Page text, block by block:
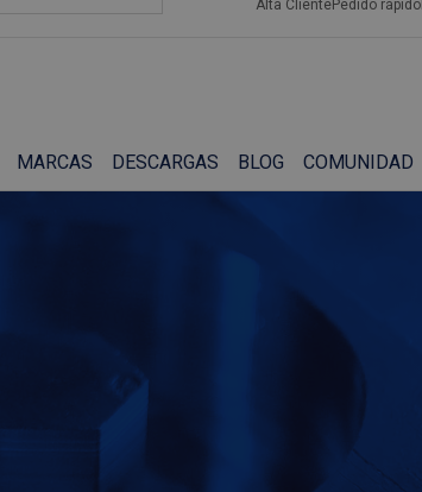
Alta ClientePedido rápido
MARCAS DESCARGAS BLOG COMUNIDAD